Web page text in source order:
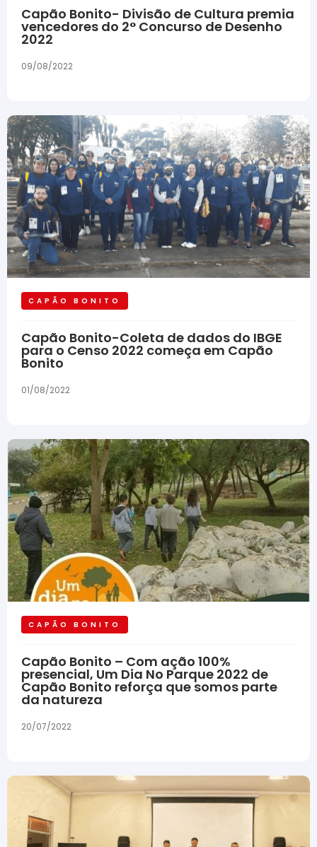
Capão Bonito- Divisão de Cultura premia
vencedores do 2° Concurso de Desenho
2022
09/08/2022
CAPÃO BONITO
Capão Bonito-Coleta de dados do IBGE
para o Censo 2022 começa em Capão
Bonito
01/08/2022
CAPÃO BONITO
Capão Bonito – Com ação 100%
presencial, Um Dia No Parque 2022 de
Capão Bonito reforça que somos parte
da natureza
20/07/2022